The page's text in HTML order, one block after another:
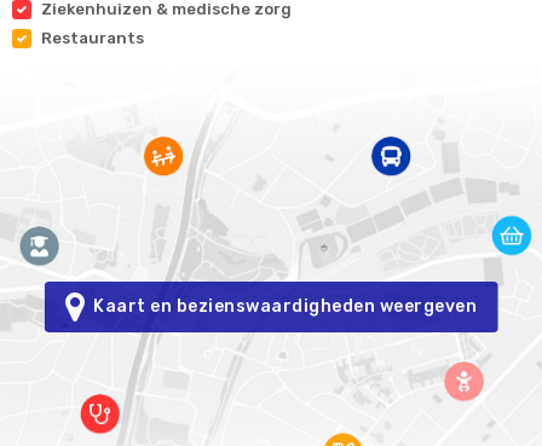
Ziekenhuizen & medische zorg
Restaurants
Kaart en bezienswaardigheden weergeven